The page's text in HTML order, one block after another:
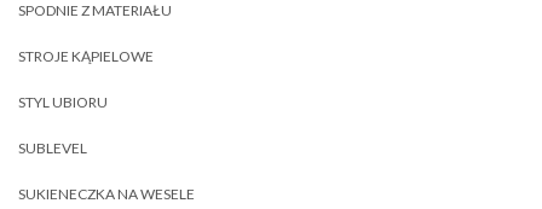
SPODNIE Z MATERIAŁU
STROJE KĄPIELOWE
STYL UBIORU
SUBLEVEL
SUKIENECZKA NA WESELE